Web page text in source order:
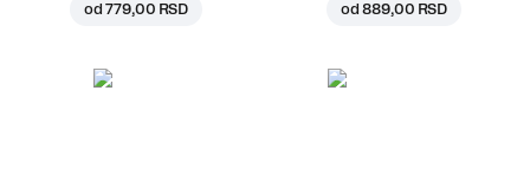
od779,00 RSD od889,00 RSD